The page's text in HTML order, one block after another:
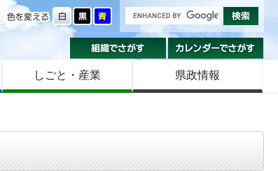
色を変える
組織でさがす
しごと・産業 県政情報